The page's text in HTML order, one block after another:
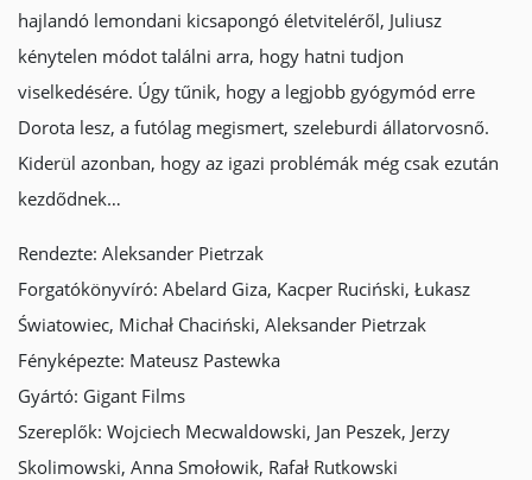
hajlandó lemondani kicsapongó életviteléről, Juliusz
kénytelen módot találni arra, hogy hatni tudjon
viselkedésére. Úgy tűnik, hogy a legjobb gyógymód erre
Dorota lesz, a futólag megismert, szeleburdi állatorvosnő.
Kiderül azonban, hogy az igazi problémák még csak ezután
kezdődnek…
Rendezte: Aleksander Pietrzak
Forgatókönyvíró: Abelard Giza, Kacper Ruciński, Łukasz
Światowiec, Michał Chaciński, Aleksander Pietrzak
Fényképezte: Mateusz Pastewka
Gyártó: Gigant Films
Szereplők: Wojciech Mecwaldowski, Jan Peszek, Jerzy
Skolimowski, Anna Smołowik, Rafał Rutkowski